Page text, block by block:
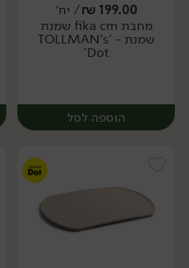
יח׳
199.00
₪/ יח׳
מחבת fika cm שמנת
שמנת - 'TOLLMAN's
Dot'
הוספה לסל